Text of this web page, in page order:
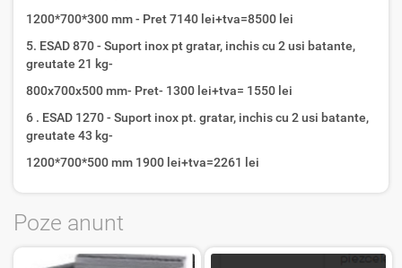
1200*700*300 mm - Pret 7140 lei+tva=8500 lei
5. ESAD 870 - Suport inox pt gratar, inchis cu 2 usi batante,
greutate 21 kg-
800x700x500 mm- Pret- 1300 lei+tva= 1550 lei
6 . ESAD 1270 - Suport inox pt. gratar, inchis cu 2 usi batante,
greutate 43 kg-
1200*700*500 mm 1900 lei+tva=2261 lei
Poze anunt